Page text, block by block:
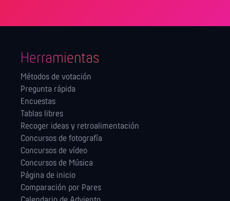
Herramientas
Métodos de votación
Pregunta rápida
Encuestas
Tablas libres
Recoger ideas y retroalimentación
Concursos de fotografía
Concursos de vídeo
Concursos de Música
Página de inicio
Comparación por Pares